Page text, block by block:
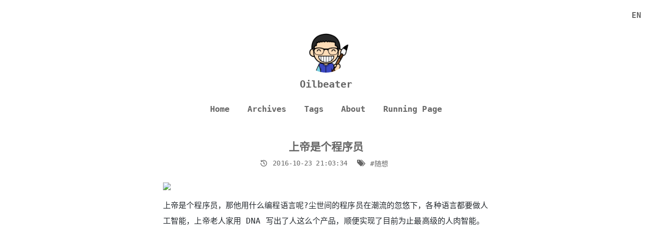
Oilbeater
Home Archives Tags About Running Page
上帝是个程序员
2016-10-23 21:03:34 #随想
上帝是个程序员，那他用什么编程语言呢?尘世间的程序员在潮流的忽悠下，各种语言都要做人
工智能，上帝老人家用 DNA 写出了人这么个产品，顺便实现了目前为止最高级的人肉智能。
EN